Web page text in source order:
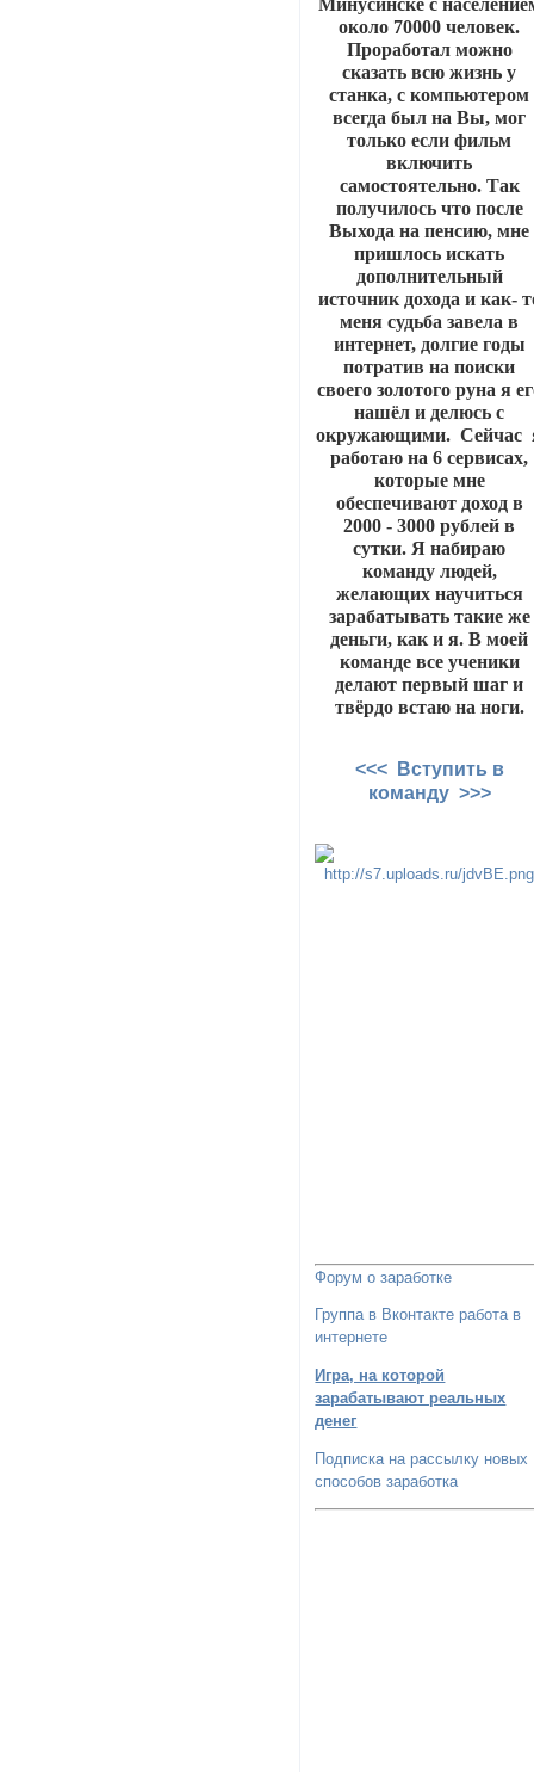
Минусинске с
около 70000 человек.
Проработал можно
сказать всю жизнь у
станка, с компьютером
всегда был на Вы, мог
только если фильм
включить
самостоятельно. Так
получилось что после
Выхода на пенсию, мне
пришлось искать
дополнительный
источник дохода и как-
меня судьба завела в
интернет, долгие годы
потратив на поиски
своего золотого руна я
нашёл и делюсь с
окружающими. Сейчас
работаю на 6 сервисах,
которые мне
обеспечивают доход в
2000 - 3000 рублей в
сутки. Я набираю
команду людей,
желающих научиться
зарабатывать такие же
деньги, как и я. В моей
команде все ученики
делают первый шаг и
твёрдо встаю на ноги.
<<< Вступить в
команду >>>
Форум о заработке
Группа в Вконтакте работа в
интернете
Игра, на которой
зарабатывают реальных
денег
Подписка на рассылку новых
способов заработка